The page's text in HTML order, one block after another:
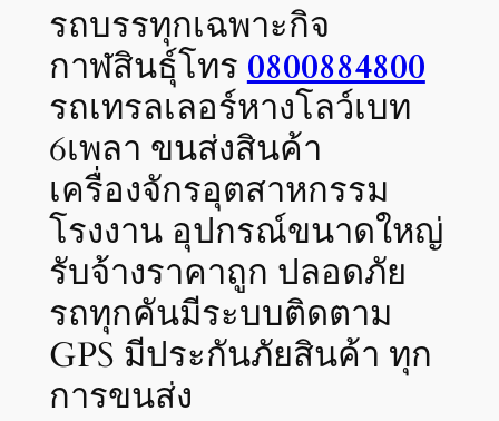
รถบรรทุกเฉพาะกิจ
กาฬสินธุ์โทร 0800884800
รถเทรลเลอร์หางโลว์เบท
6เพลา ขนส่งสินค้า
เครื่องจักรอุตสาหกรรม
โรงงาน อุปกรณ์ขนาดใหญ่
รับจ้างราคาถูก ปลอดภัย
รถทุกคันมีระบบติดตาม
GPS มีประกันภัยสินค้า ทุก
การขนส่ง